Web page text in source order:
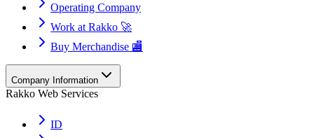
Operating Company
Work at Rakko 🚀
Buy Merchandise 🏬
Company Information
Rakko Web Services
ID